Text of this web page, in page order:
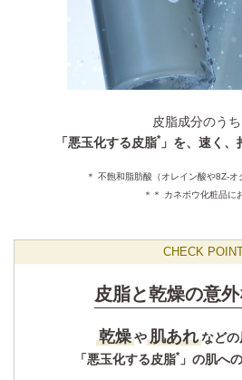
皮脂成分のうち
「悪玉化する皮脂* 」を、速く、
＊ 不飽和脂肪酸（オレイン酸や8Z-オ
＊＊ カネボウ化粧品に
CHECK
皮脂と乾燥の意
乾燥や肌あれなど
「悪玉化する皮脂* 」の肌へ